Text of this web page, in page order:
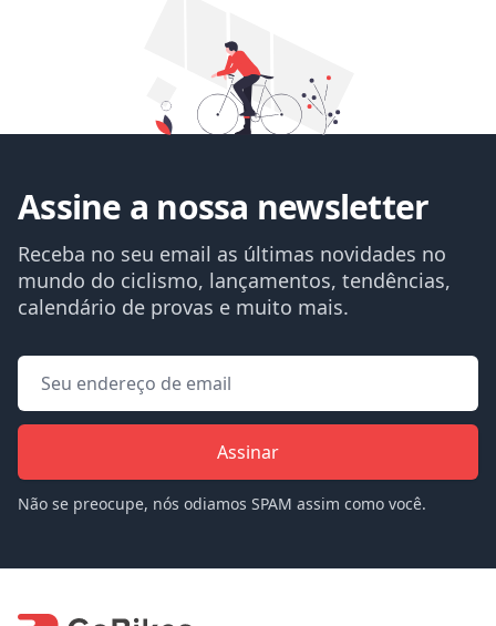
Assine a nossa newsletter
Receba no seu email as últimas novidades no
mundo do ciclismo, lançamentos, tendências,
calendário de provas e muito mais.
Assinar
Não se preocupe, nós odiamos SPAM assim como você.